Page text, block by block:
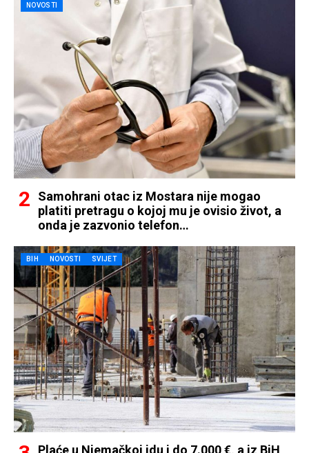
NOVOSTI
Samohrani otac iz Mostara nije mogao
platiti pretragu o kojoj mu je ovisio život, a
onda je zazvonio telefon…
BIH NOVOSTI SVIJET
Plaće u Njemačkoj idu i do 7.000 €, a iz BiH